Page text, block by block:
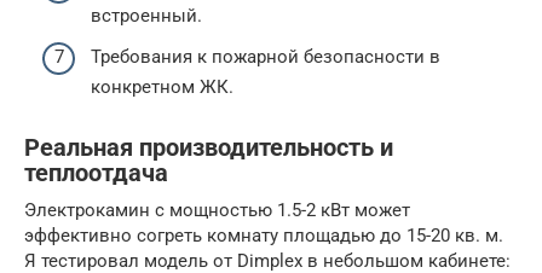
встроенный.
Требования к пожарной безопасности в
конкретном ЖК.
Реальная производительность и
теплоотдача
Электрокамин с мощностью 1.5-2 кВт может
эффективно согреть комнату площадью до 15-20 кв. м.
Я тестировал модель от Dimplex в небольшом кабинете: